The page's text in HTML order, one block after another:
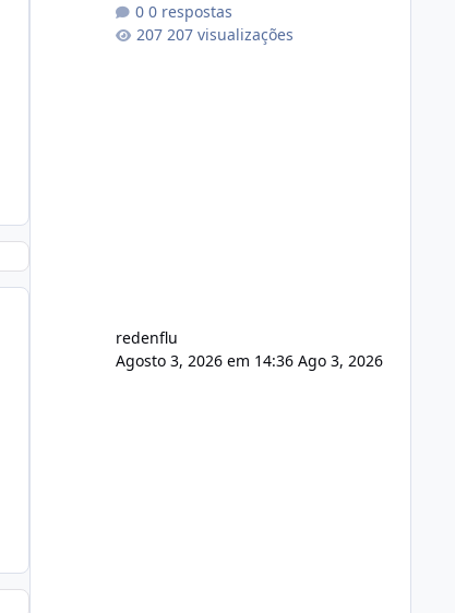
publico para consulta de sub.dominio
autorizado a usasr o isistem:
0 respostas
207 visualizações
redenflu
Agosto 3, 2026 em 14:36 Ago 3, 2026